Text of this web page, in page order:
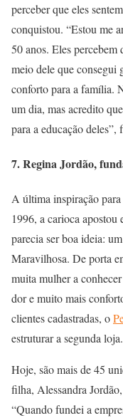
perceber que eles
conquistou. “Estou me
50 anos. Eles percebem
meio dele que consegui
conforto para a família.
um dia, mas acredito
para a educação deles”,
7. Regina Jordão,
A última inspiração
1996, a carioca
parecia ser boa ideia:
Maravilhosa. De porta
muita mulher a
dor e muito mais
clientes cadastradas, o
estruturar a segunda loja.
Hoje, são mais de 45
filha, Alessandra
“Quando fundei a